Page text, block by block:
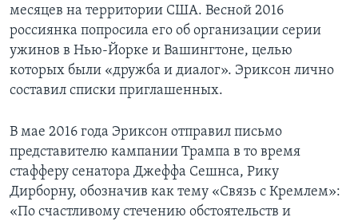
месяцев на территории США. Весной 2016
россиянка попросила его об организации серии
ужинов в Нью-Йорке и Вашингтоне, целью
которых были «дружба и диалог». Эриксон лично
составил списки приглашенных.
В мае 2016 года Эриксон отправил письмо
представителю кампании Трампа в то время
стафферу сенатора Джеффа Сешнса, Рику
Дирборну, обозначив как тему «Связь с Кремлем»:
«По счастливому стечению обстоятельств и